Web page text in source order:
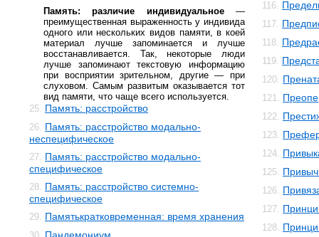
Память: различие индивидуальное—
преимущественная выраженность у индивида
одного или нескольких видов памяти, в коей
материал лучше запоминается и лучше
восстанавливается. Так, некоторые люди
лучше запоминают текстовую информацию
при восприятии зрительном, другие — при
слуховом. Самым развитым оказывается тот
вид памяти, что чаще всего используется.
25. Память: расстройство
26. Память: расстройство модально-
неспецифическое
27. Память: расстройство модально-
специфическое
28. Память: расстройство системно-
специфическое
29. Памятькратковременная: время хранения
116.
117.
118.
119.
120.
121.
122.
123.
124.
125.
126.
127.
128.